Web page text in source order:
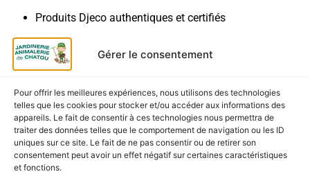
Gérer le consentement
Pour offrir les meilleures expériences, nous utilisons des technologies
telles que les cookies pour stocker et/ou accéder aux informations des
appareils. Le fait de consentir à ces technologies nous permettra de
traiter des données telles que le comportement de navigation ou les ID
uniques sur ce site. Le fait de ne pas consentir ou de retirer son
consentement peut avoir un effet négatif sur certaines caractéristiques
et fonctions.
Produits Djeco authentiques et certifiés
Collection Tinyly complète et poétique
Conseils personnalisés et accueil chaleureux
Retrait rapide et service de proximité
LIVRAISON & RETRAIT
Disponibleen magasinà la Jardinerie et Animalerie de
Chatou.